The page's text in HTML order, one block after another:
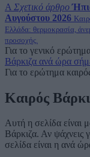
A Σχετικό άρθρο
Αυγούστου 2026
Ελλάδα: θερμοκρασία,
προσοχής.
Για το γενικό
Βάρκιζα ανά ώρα
Για το ερώτημα
Καιρός
Αυτή η σελίδα είναι
Βάρκιζα. Αν ψάχνεις
σελίδα είναι η ανά